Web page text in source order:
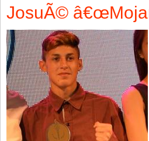
JosuÃ©